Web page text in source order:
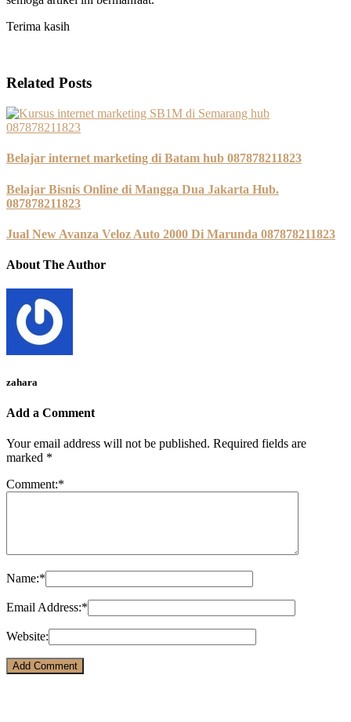
Terima kasih
Related Posts
Belajar internet marketing di Batam hub 087878211823
Belajar Bisnis Online di Mangga Dua Jakarta Hub.
087878211823
Jual New Avanza Veloz Auto 2000 Di Marunda 087878211823
About The Author
zahara
Add a Comment
Your email address will not be published. Required fields are
marked *
Comment:*
Name:*
Email Address:*
Website: